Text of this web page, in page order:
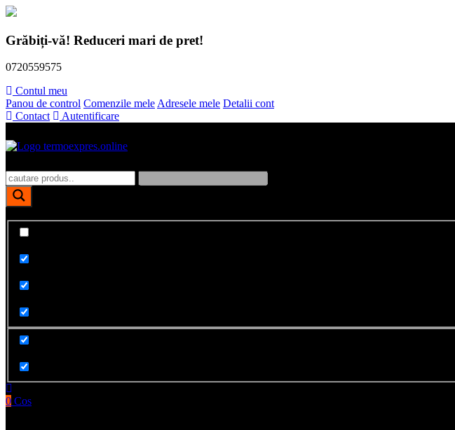
to
Grăbiți-vă! Reduceri mari de pret!
0720559575
Contul meu
Panou de control Comenzile meleAdresele mele Detalii cont
Contact
Autentificare
TermoExpres
Polistiren, dibluri, vata bazaltica, tencuieli fatade
0 Cos